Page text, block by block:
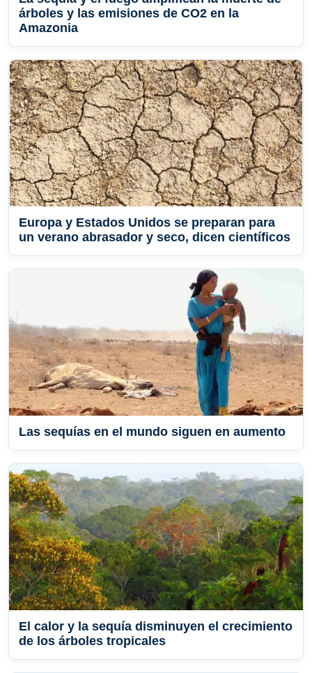
árboles y las emisiones de CO2 en la
Amazonia
Europa y Estados Unidos se preparan para
un verano abrasador y seco, dicen científicos
Las sequías en el mundo siguen en aumento
El calor y la sequía disminuyen el crecimiento
de los árboles tropicales